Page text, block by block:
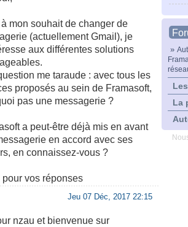
»
La
mon souhait de changer de
(actuellement Gmail), je
aux différentes solutions
me taraude : avec tous les
proposés au sein de Framasoft,
pas une messagerie ?
a peut-être déjà mis en avant
en accord avec ses
en connaissez-vous ?
pour vos réponses
Jeu 07 Déc, 2017 22:15
nzau et bienvenue sur